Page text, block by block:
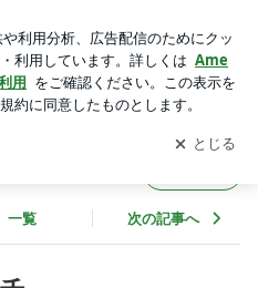
の更新通知
を受け取りまし
開く
一覧 次の記事へ